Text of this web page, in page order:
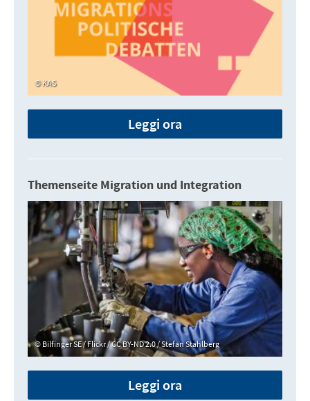
KAS
Leggi ora
Themenseite Migration und Integration
Bilfinger SE / Flickr / CC BY-ND 2.0 / Stefan Stahlberg
Leggi ora